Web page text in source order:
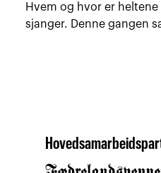
Hvem og hvor er
sjanger. Denne gangen